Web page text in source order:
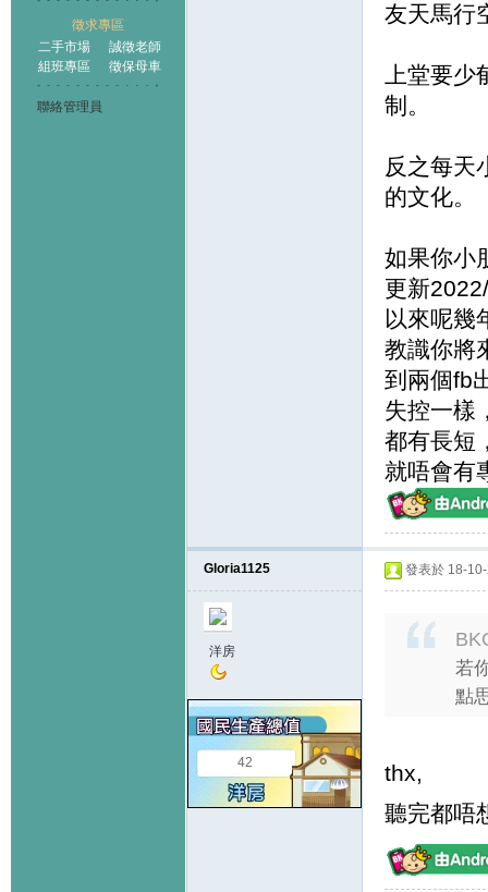
徵求專區
二手市場
誠徵老師
組班專區
徵保母車
聯絡管理員
友天馬行
上堂要
制。
反之每天
的文化。
如果你小
更新
以來呢幾
教識你將
到兩個fb
失控一樣
都有長短
就唔會有
Gloria1125
洋房
42
發表於 18-
若
點
thx,
聽完都唔